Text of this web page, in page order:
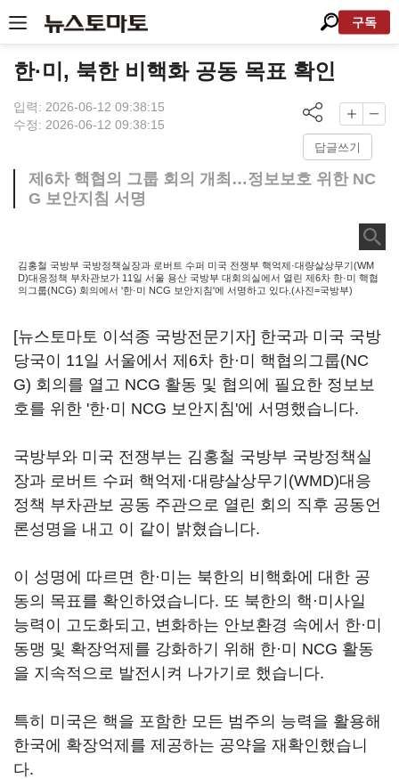
구독
한·미, 북한 비핵화 공동 목표 확인
입력: 2026-06-12 09:38:15
수정: 2026-06-12 09:38:15
답글쓰기
제6차 핵협의 그룹 회의 개최…정보보호 위한 NC
G 보안지침 서명
김홍철 국방부 국방정책실장과 로버트 수퍼 미국 전쟁부 핵억제·대량살상무기(WM
D)대응정책 부차관보가 11일 서울 용산 국방부 대회의실에서 열린 제6차 한·미 핵협
의그룹(NCG) 회의에서 '한·미 NCG 보안지침'에 서명하고 있다.(사진=국방부)
[뉴스토마토 이석종 국방전문기자] 한국과 미국 국방
당국이 11일 서울에서 제6차 한·미 핵협의그룹(NC
G) 회의를 열고 NCG 활동 및 협의에 필요한 정보보
호를 위한 '한·미 NCG 보안지침'에 서명했습니다.
국방부와 미국 전쟁부는 김홍철 국방부 국방정책실
장과 로버트 수퍼 핵억제·대량살상무기(WMD)대응
정책 부차관보 공동 주관으로 열린 회의 직후 공동언
론성명을 내고 이 같이 밝혔습니다.
이 성명에 따르면 한·미는 북한의 비핵화에 대한 공
동의 목표를 확인하였습니다. 또 북한의 핵·미사일
능력이 고도화되고, 변화하는 안보환경 속에서 한·미
동맹 및 확장억제를 강화하기 위해 한·미 NCG 활동
을 지속적으로 발전시켜 나가기로 했습니다.
특히 미국은 핵을 포함한 모든 범주의 능력을 활용해
한국에 확장억제를 제공하는 공약을 재확인했습니
다.